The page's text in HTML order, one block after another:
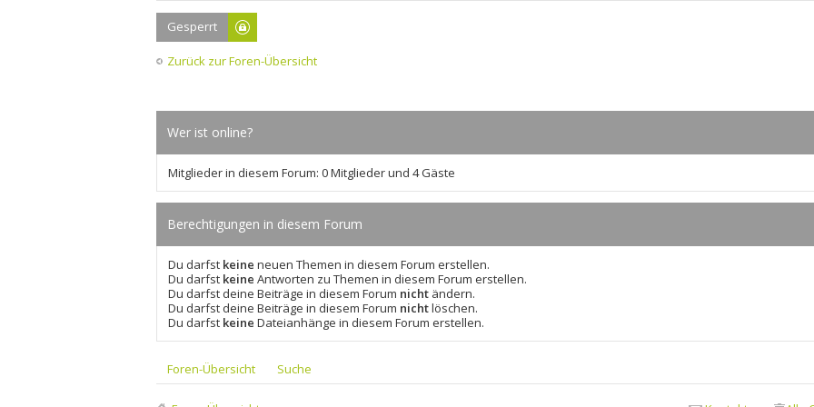
Gesperrt
Zurück zur Foren-Übersicht
Wer ist online?
Mitglieder in diesem Forum: 0 Mitglieder und 4 Gäste
Berechtigungen in diesem Forum
Du darfst keine neuen Themen in diesem Forum erstellen.
Du darfst keine Antworten zu Themen in diesem Forum erstellen.
Du darfst deine Beiträge in diesem Forum nicht ändern.
Du darfst deine Beiträge in diesem Forum nichtlöschen.
Du darfst keine Dateianhänge in diesem Forum erstellen.
Foren-Übersicht Suche